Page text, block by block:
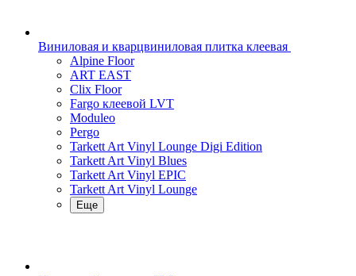
Виниловая и кварцвиниловая плитка клеевая
Alpine Floor
ART EAST
Clix Floor
Fargo клеевой LVT
Moduleo
Pergo
Tarkett Art Vinyl Lounge Digi Edition
Tarkett Art Vinyl Blues
Tarkett Art Vinyl EPIC
Tarkett Art Vinyl Lounge
Еще